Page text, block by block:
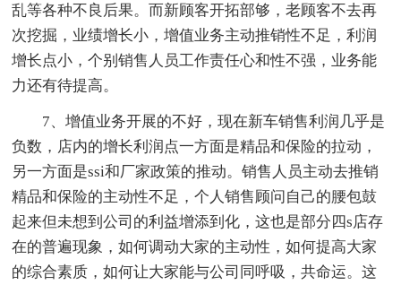
乱等各种不良后果。而新顾客开拓部够，老顾客不去再
次挖掘，业绩增长小，增值业务主动推销性不足，利润
增长点小，个别销售人员工作责任心和性不强，业务能
力还有待提高。
7、增值业务开展的不好，现在新车销售利润几乎是
负数，店内的增长利润点一方面是精品和保险的拉动，
另一方面是ssi和厂家政策的推动。销售人员主动去推销
精品和保险的主动性不足，个人销售顾问自己的腰包鼓
起来但未想到公司的利益增添到化，这也是部分四s店存
在的普遍现象，如何调动大家的主动性，如何提高大家
的综合素质，如何让大家能与公司同呼吸，共命运。这